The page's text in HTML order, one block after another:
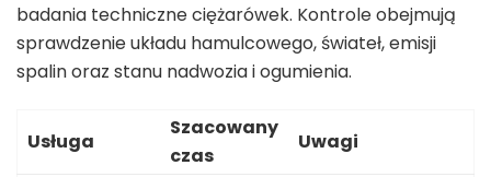
badania techniczne ciężarówek. Kontrole obejmują
sprawdzenie układu hamulcowego, świateł, emisji
spalin oraz stanu nadwozia i ogumienia.
Usługa
Szacowany
czas
Uwagi